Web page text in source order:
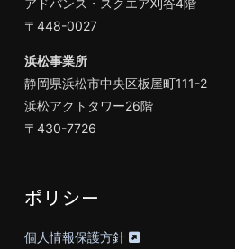
アドバンス・スクエア刈谷4階
〒448-0027
浜松事業所
静岡県浜松市中央区板屋町111-2
浜松アクトタワー26階
〒430-7726
ポリシー
個人情報保護方針